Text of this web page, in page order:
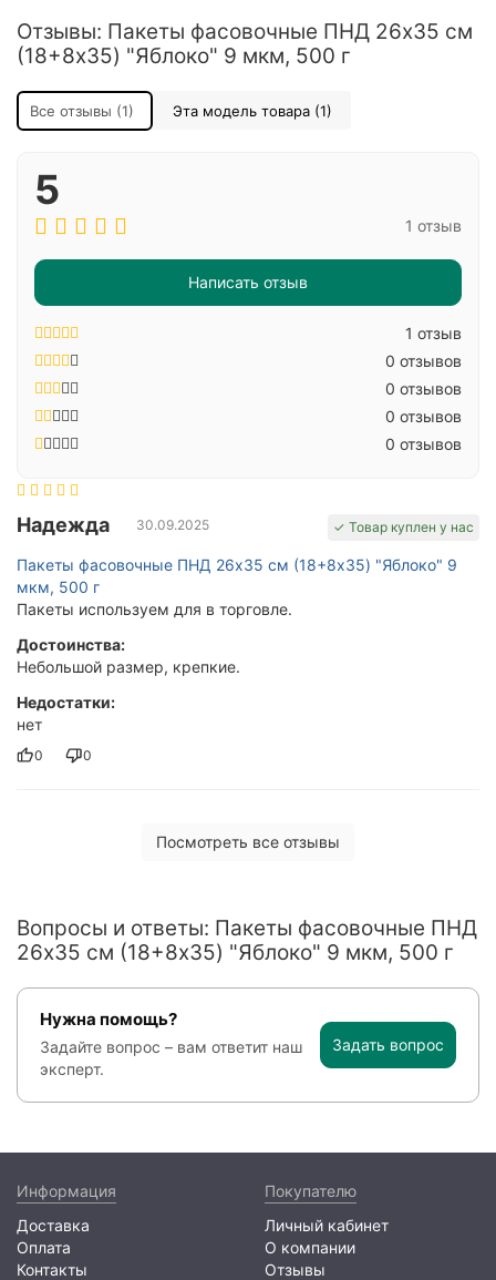
Отзывы: Пакеты фасовочные ПНД 26х35 см
(18+8x35) "Яблоко" 9 мкм, 500 г
Все отзывы (1) Эта модель товара (1)
5
1 отзыв
Написать отзыв
1 отзыв
0 отзывов
0 отзывов
0 отзывов
0 отзывов
Надежда 30.09.2025 ✓ Товар куплен у нас
Пакеты фасовочные ПНД 26х35 см (18+8x35) "Яблоко" 9
мкм, 500 г
Пакеты используем для в торговле.
Достоинства:
Небольшой размер, крепкие.
Недостатки:
нет
0 0
Посмотреть все отзывы
Вопросы и ответы: Пакеты фасовочные ПНД
26х35 см (18+8x35) "Яблоко" 9 мкм, 500 г
Нужна помощь?
Задайте вопрос – вам ответит наш
эксперт.
Задать вопрос
Информация
Доставка
Оплата
Контакты
Покупателю
Личный кабинет
О компании
Отзывы